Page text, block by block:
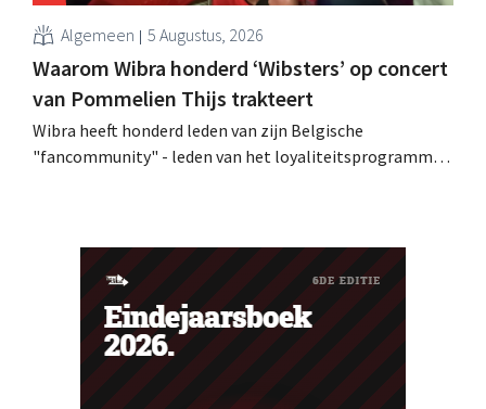
Algemeen 5 Augustus, 2026
Waarom Wibra honderd ‘Wibsters’ op concert
van Pommelien Thijs trakteert
Wibra heeft honderd leden van zijn Belgische
"fancommunity" - leden van het loyaliteitsprogramma -
uitbouwen.